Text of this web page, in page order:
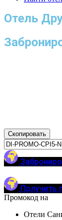
Отель
Скопировать
Получить
Промокод на
Отели